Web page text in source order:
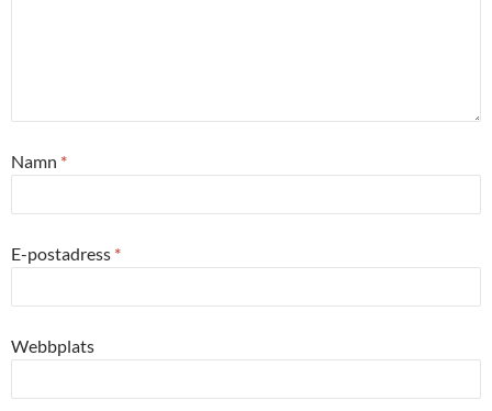
Namn *
E-postadress *
Webbplats